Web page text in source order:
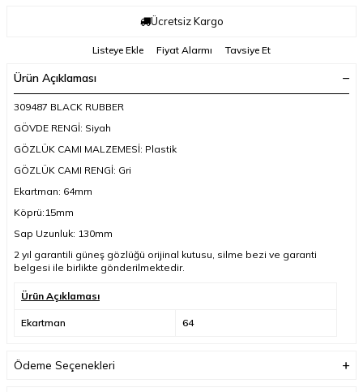
Ücretsiz Kargo
Listeye Ekle Fiyat Alarmı Tavsiye Et
Ürün Açıklaması
309487 BLACK RUBBER
GÖVDE RENGİ: Siyah
GÖZLÜK CAMI MALZEMESİ: Plastik
GÖZLÜK CAMI RENGİ: Gri
Ekartman: 64mm
Köprü:15mm
Sap Uzunluk: 130mm
2 yıl garantili güneş gözlüğü orijinal kutusu, silme bezi ve garanti
belgesi ile birlikte gönderilmektedir.
Ürün Açıklaması
Ekartman 64
Ödeme Seçenekleri